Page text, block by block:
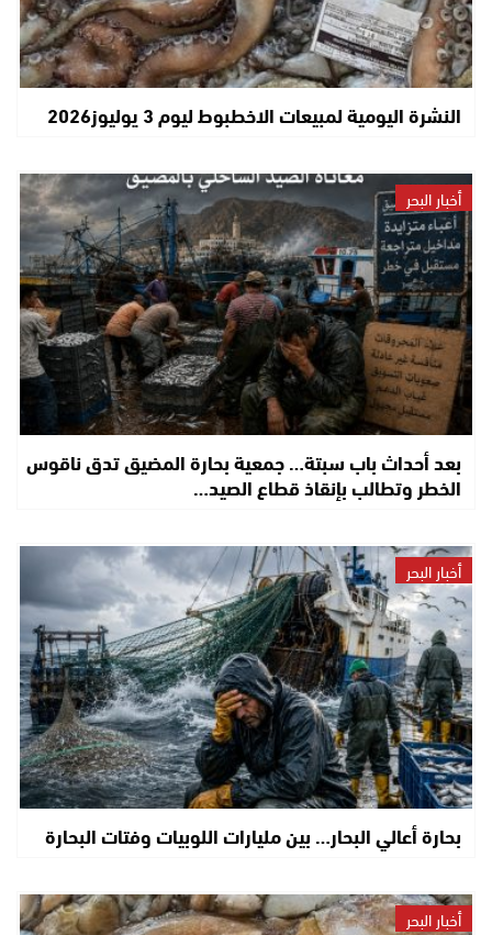
النشرة اليومية لمبيعات الاخطبوط ليوم 3 يوليوز2026
أخبار البحر
بعد أحداث باب سبتة… جمعية بحارة المضيق تدق ناقوس
الخطر وتطالب بإنقاذ قطاع الصيد…
أخبار البحر
بحارة أعالي البحار… بين مليارات اللوبيات وفتات البحارة
أخبار البحر